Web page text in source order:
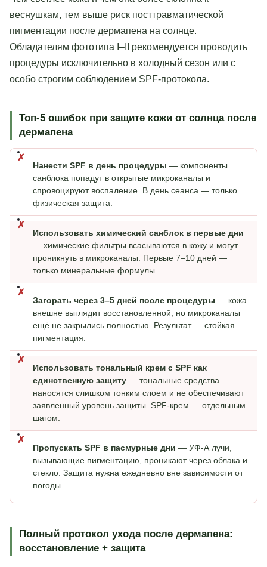
веснушкам, тем выше риск посттравматической
пигментации после дермапена на солнце.
Обладателям фототипа I–II рекомендуется проводить
процедуры исключительно в холодный сезон или с
особо строгим соблюдением SPF-протокола.
Топ-5 ошибок при защите кожи от солнца после
дермапена
Нанести SPF в день процедуры — компоненты
санблока попадут в открытые микроканалы и
спровоцируют воспаление. В день сеанса — только
физическая защита.
Использовать химический санблок в первые дни
— химические фильтры всасываются в кожу и могут
проникнуть в микроканалы. Первые 7–10 дней —
только минеральные формулы.
Загорать через 3–5 дней после процедуры — кожа
внешне выглядит восстановленной, но микроканалы
ещё не закрылись полностью. Результат — стойкая
пигментация.
Использовать тональный крем с SPF как
единственную защиту — тональные средства
наносятся слишком тонким слоем и не обеспечивают
заявленный уровень защиты. SPF-крем — отдельным
шагом.
Пропускать SPF в пасмурные дни — УФ-А лучи,
вызывающие пигментацию, проникают через облака и
стекло. Защита нужна ежедневно вне зависимости от
погоды.
Полный протокол ухода после дермапена:
восстановление + защита